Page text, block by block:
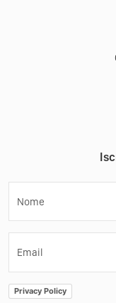
Nome
Email
Privacy Policy